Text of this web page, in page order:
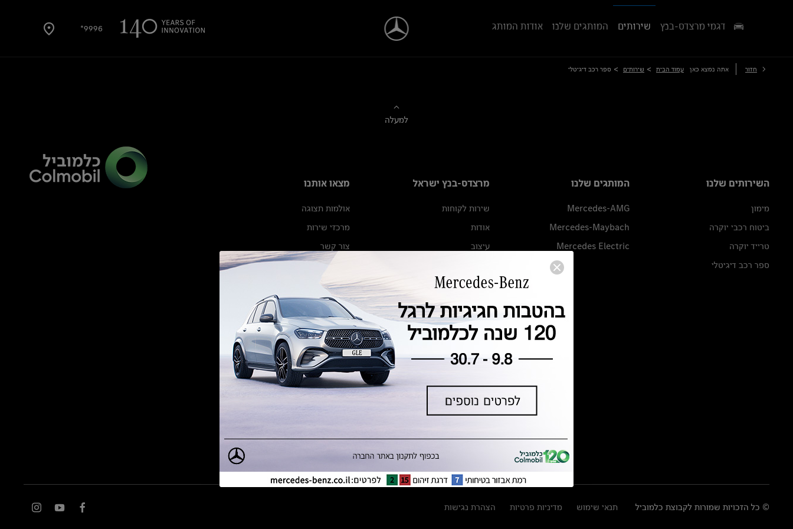
9996* דגמי מרצדס-בנץ שירותים המותגים שלנו אודות המותג
חזור אתה נמצא כאן עמוד הבית > שירותים > ספר רכב דיגיטלי
למעלה
השירותים שלנו
מימון
ביטוח רכבי יוקרה
טרייד יוקרה
ספר רכב דיגיטלי
המותגים שלנו
Mercedes-AMG
Mercedes-Maybach
Mercedes Electric
מרצדס-בנץ ישראל
שירות לקוחות
אודות
עיצוב
מגזין מרצדס-בנץ
ספרי רכב מרצדס-בנץ
נתוני זיהום אוויר וצריכת דלק וחשמל
נתוני תווית צמיגים
מחירון חלפים
הודעה על הטבות לרכבי מרצדס בהסדר
מצאו אותנו
אולמות תצוגה
מרכזי שירות
צור קשר
© כל הזכויות שמורות לקבוצת כלמוביל תנאי שימוש מדיניות פרטיות הצהרת נגישות